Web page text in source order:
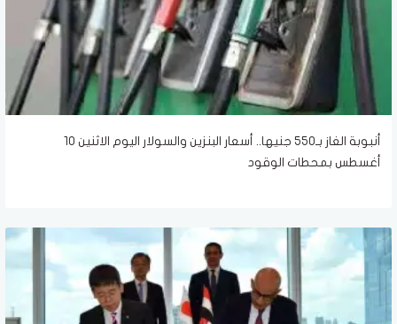
أنبوبة الغاز بـ550 جنيها.. أسعار البنزين والسولار اليوم الاثنين 10
أغسطس بمحطات الوقود